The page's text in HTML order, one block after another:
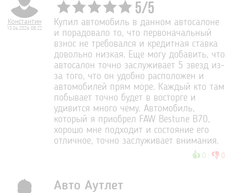
Константин
13.04.2024 08:22
5/5
Купил автомобиль в данном автосалоне
и порадовало то, что первоначальный
взнос не требовался и кредитная ставка
довольно низкая. Еще могу добавить, что
автосалон точно заслуживает 5 звезд из-
за того, что он удобно расположен и
автомобилей прям море. Каждый кто там
побывает точно будет в восторге и
удивится много чему. Автомобиль,
который я приобрел FAW Bestune B70,
хорошо мне подходит и состояние его
отличное, точно заслуживает внимания.
👍 0 : 👎 0
Авто Аутлет